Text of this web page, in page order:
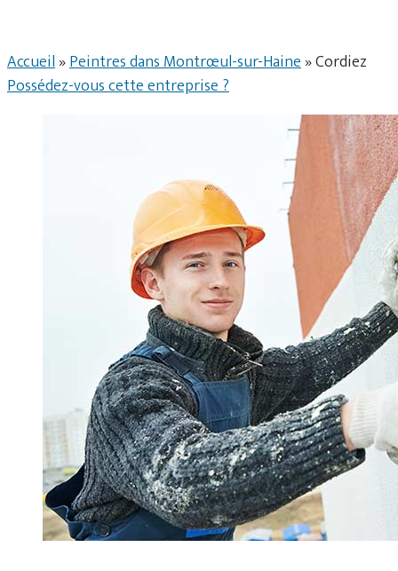
Accueil»Peintres dans Montrœul-sur-Haine»Cordiez
Possédez-vous cette entreprise ?